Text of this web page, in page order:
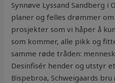
Synnøve Lyssand Sandberg i
planer og felles drømmer
prosjekter som vi håper å
som kommer, alle pikk og
samme røde tråden:
Desinfisér hender og utstyr
Bispebroa, Schweigaards